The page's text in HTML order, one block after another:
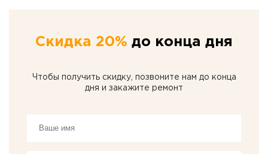
Скидка 20% до конца дня
Чтобы получить скидку, позвоните нам до конца
дня и закажите ремонт